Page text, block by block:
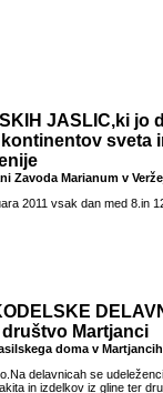
JASLIC,ki jo
sveta
Zavoda Marianum v
2011 vsak dan med 8.in
Martjanci
doma v Martjancih
delavnicah se
in izdelkov iz gline ter